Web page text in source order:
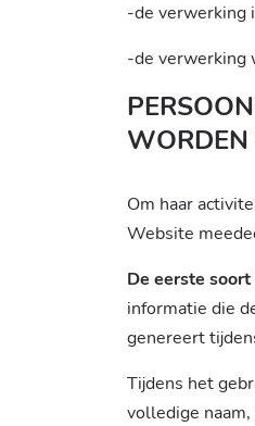
-de verwerking
-de verwerking
Om haar
Website
De eerste soort
informatie die
genereert
Tijdens het
volledige